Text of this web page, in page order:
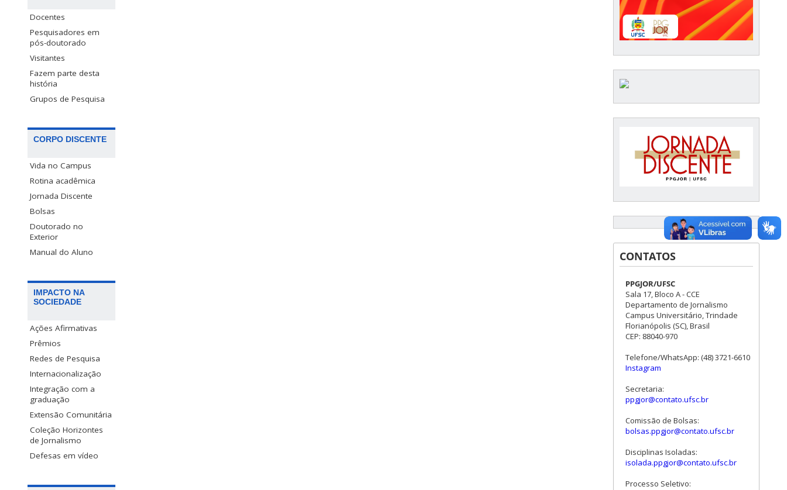
Docentes
Pesquisadores em
pós-doutorado
Visitantes
Fazem parte desta
história
Grupos de Pesquisa
CORPO DISCENTE
Vida no Campus
Rotina acadêmica
Jornada Discente
Bolsas
Doutorado no
Exterior
Manual do Aluno
IMPACTO NA
SOCIEDADE
Ações Afirmativas
Prêmios
Redes de Pesquisa
Internacionalização
Integração com a
graduação
Extensão Comunitária
Coleção Horizontes
de Jornalismo
Defesas em vídeo
CONTATOS
PPGJOR/UFSC
Sala 17, Bloco A - CCE
Departamento de Jornalismo
Campus Universitário, Trindade
Florianópolis (SC), Brasil
CEP: 88040-970
Telefone/WhatsApp: (48) 3721-6610
Instagram
Secretaria:
ppgjor@contato.ufsc.br
Comissão de Bolsas:
bolsas.ppgjor@contato.ufsc.br
Disciplinas Isoladas:
isolada.ppgjor@contato.ufsc.br
Processo Seletivo: